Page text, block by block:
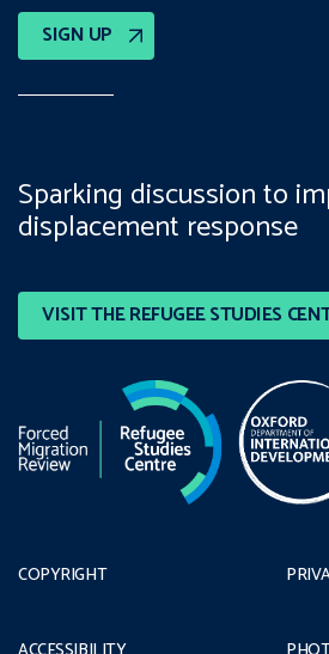
SIGN UP
VISIT THE REFUGEE STUDIES
Sparking discussion to
displacement response
COPYRIGHT